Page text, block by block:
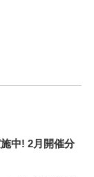
中! 2月開催分